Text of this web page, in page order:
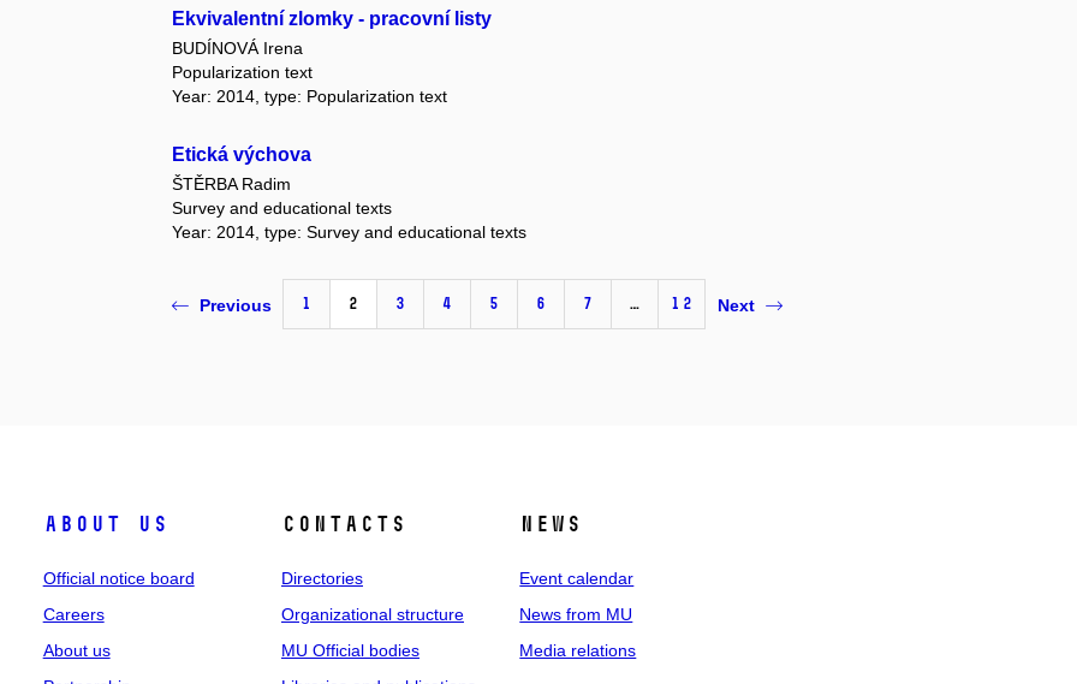
Ekvivalentní zlomky - pracovní listy
BUDÍNOVÁ Irena
Popularization text
Year: 2014, type: Popularization text
Etická výchova
ŠTĚRBA Radim
Survey and educational texts
Year: 2014, type: Survey and educational texts
Previous 1 2 3 4 5 6 7 … 12 Next
About us
Official notice board
Careers
About us
Contacts
Directories
Organizational structure
MU Official bodies
News
Event calendar
News from MU
Media relations